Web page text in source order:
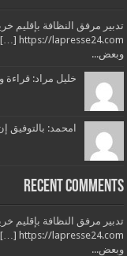
وبعض...
خليل مراد: قراءة
امحمد: بالتوفيق
Recent Comments
وبعض...